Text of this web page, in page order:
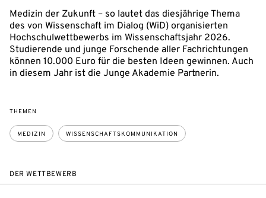
Medizin der Zukunft – so lautet das diesjährige Thema
des von Wissenschaft im Dialog (WiD) organisierten
Hochschulwettbewerbs im Wissenschaftsjahr 2026.
Studierende und junge Forschende aller Fachrichtungen
können 10.000 Euro für die besten Ideen gewinnen. Auch
in diesem Jahr ist die Junge Akademie Partnerin.
THEMEN
MEDIZIN WISSENSCHAFTSKOMMUNIKATION
DER WETTBEWERB